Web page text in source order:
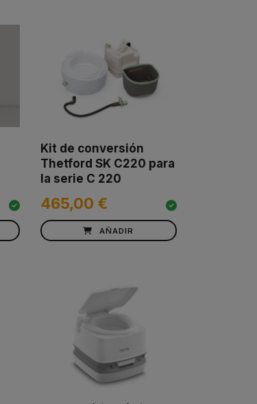
Kit de conversión
Thetford SK C220 para
la serie C 220
465,00 €
AÑADIR